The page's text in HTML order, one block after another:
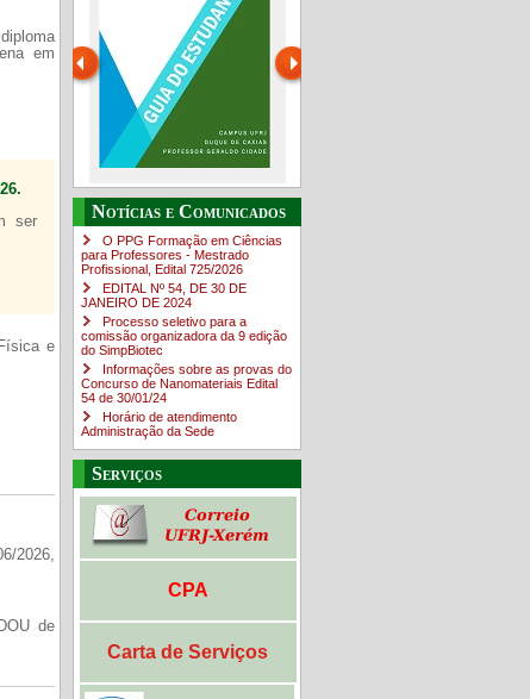
em
ser
e
2026,
de
Guia do estudante
Notícias e Comunicados
O PPG Formação em Ciências
para Professores - Mestrado
Profissional, Edital ​725/202​6
EDITAL Nº 54, DE 30 DE
JANEIRO DE 2024
Processo seletivo para a
comissão organizadora da 9 edição
do SimpBiotec
Informações sobre as provas do
Concurso de Nanomateriais Edital
54 de 30/01/24
Horário de atendimento
Administração da Sede
Serviços
CPA
Carta de Serviços